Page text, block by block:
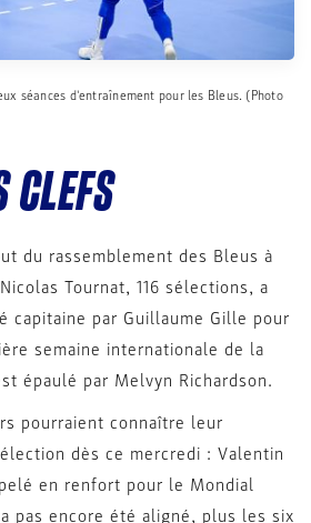
séances d'entraînement pour les Bleus. (Photo
CLEFS
du rassemblement des Bleus à
Tournat, 116 sélections, a
capitaine par Guillaume Gille pour
semaine internationale de la
épaulé par Melvyn Richardson.
pourraient connaître leur
dès ce mercredi : Valentin
en renfort pour le Mondial
pas encore été aligné, plus les six